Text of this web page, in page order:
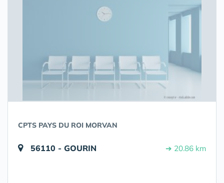
CPTS PAYS DU ROI MORVAN
56110 - GOURIN ➔ 20.86 km